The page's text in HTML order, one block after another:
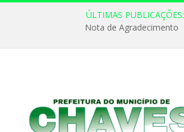
ÚLTIMAS PUBLICAÇÕES:
Nota de Agradecimento